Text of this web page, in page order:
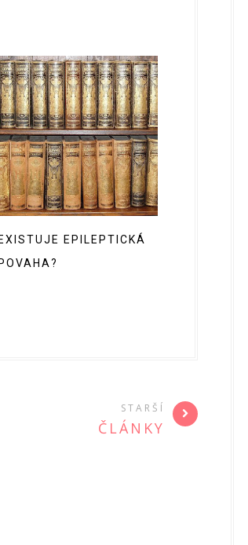
EXISTUJE EPILEPTICKÁ
POVAHA?
STARŠÍ
ČLÁNKY